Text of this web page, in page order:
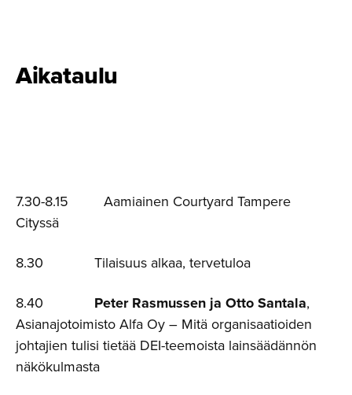
Aikataulu
7.30-8.15 Aamiainen Courtyard Tampere
Cityssä
8.30 Tilaisuus alkaa, tervetuloa
8.40 Peter Rasmussen ja Otto Santala,
Asianajotoimisto Alfa Oy – Mitä organisaatioiden
johtajien tulisi tietää DEI-teemoista lainsäädännön
näkökulmasta